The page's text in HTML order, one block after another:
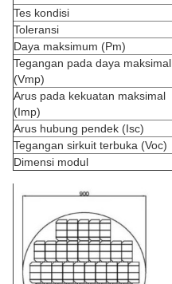
Tes kondisi
Toleransi
Daya maksimum (Pm)
Tegangan pada daya maksimal
(Vmp)
Arus pada kekuatan maksimal
(Imp)
Arus hubung pendek (Isc)
Tegangan sirkuit terbuka (Voc)
Dimensi modul